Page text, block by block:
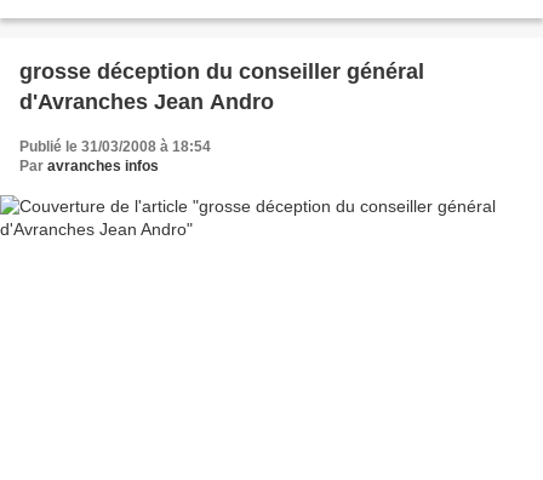
grosse déception du conseiller général
d'Avranches Jean Andro
Publié le 31/03/2008 à 18:54
Par avranches infos